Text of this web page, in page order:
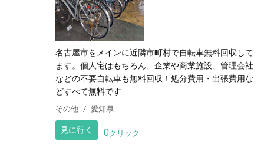
名古屋市をメインに近隣市町村で自転車無料回収して
ます。個人宅はもちろん、企業や商業施設、管理会社
などの不要自転車も無料回収！処分費用・出張費用な
どすべて無料です
その他 愛知県
見に行く 0クリック